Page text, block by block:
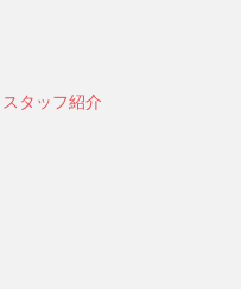
タッフ紹介